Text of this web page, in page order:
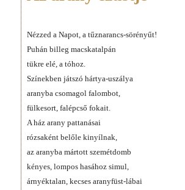
Nézzed a Napot, a tűznarancs-sörényűt!
Puhán billeg macskatalpán
tükre elé, a tóhoz.
Színekben játszó hártya-uszálya
aranyba csomagol falombot,
fülkesort, falépcső fokait.
A ház arany pattanásai
rózsaként belőle kinyílnak,
az aranyba mártott szemétdomb
kényes, lompos hasához simul,
árnyéktalan, kecses aranyfüst-lábai